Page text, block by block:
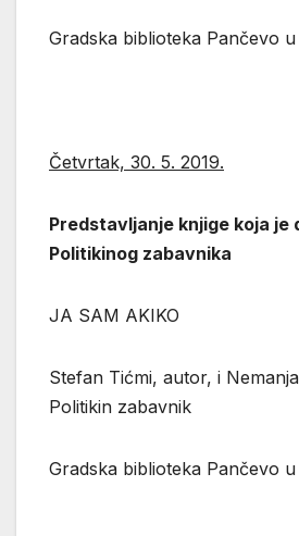
Gradska biblioteka Pančevo u
Četvrtak, 30. 5. 2019.
Predstavljanje knjige koja je
Politikinog zabavnika
JA SAM AKIKO
Stefan Tićmi, autor, i
Politikin zabavnik
Gradska biblioteka Pančevo u